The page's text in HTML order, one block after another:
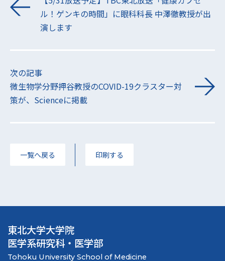
ル！ゲンキの時間」に眼科科長 中澤徹教授が出
演します
次の記事
微生物学分野押谷教授のCOVID-19クラスター対
策が、Scienceに掲載
一覧へ戻る 印刷する
東北大学大学院
医学系研究科・医学部